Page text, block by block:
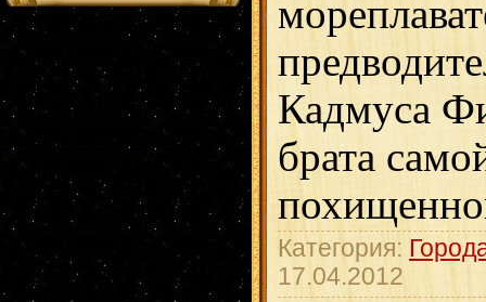
Кадмуса
брата
Категория:
17.04.2012